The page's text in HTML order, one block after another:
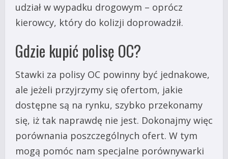
udział w wypadku drogowym – oprócz
kierowcy, który do kolizji doprowadził.
Gdzie kupić polisę OC?
Stawki za polisy OC powinny być jednakowe,
ale jeżeli przyjrzymy się ofertom, jakie
dostępne są na rynku, szybko przekonamy
się, iż tak naprawdę nie jest. Dokonajmy więc
porównania poszczególnych ofert. W tym
mogą pomóc nam specjalne porównywarki